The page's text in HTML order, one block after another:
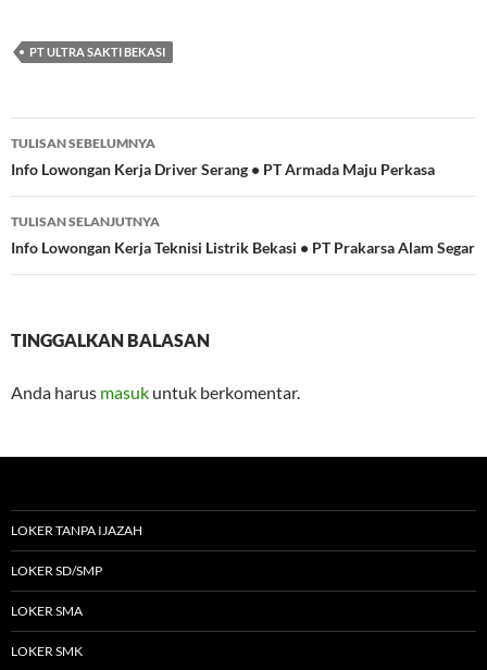
PT ULTRA SAKTI BEKASI
Navigasi
Tulisan
TULISAN SEBELUMNYA
Info Lowongan Kerja Driver Serang • PT Armada Maju Perkasa
TULISAN SELANJUTNYA
Info Lowongan Kerja Teknisi Listrik Bekasi • PT Prakarsa Alam Segar
TINGGALKAN BALASAN
Anda harus masuk untuk berkomentar.
LOKER TANPA IJAZAH
LOKER SD/SMP
LOKER SMA
LOKER SMK